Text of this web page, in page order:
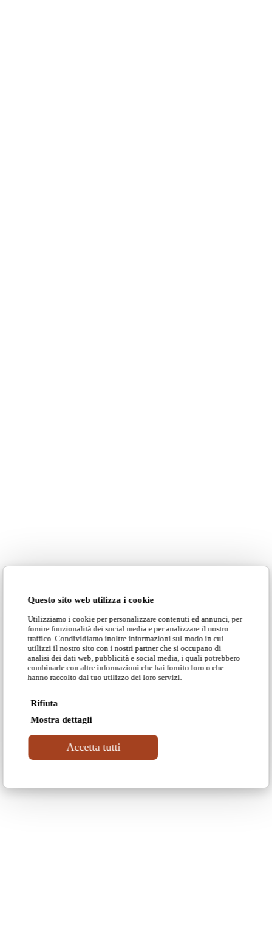
Questo sito web utilizza i cookie
Utilizziamo i cookie per personalizzare contenuti ed annunci, per
fornire funzionalità dei social media e per analizzare il nostro
traffico. Condividiamo inoltre informazioni sul modo in cui
utilizzi il nostro sito con i nostri partner che si occupano di
analisi dei dati web, pubblicità e social media, i quali potrebbero
combinarle con altre informazioni che hai fornito loro o che
hanno raccolto dal tuo utilizzo dei loro servizi.
Rifiuta
Mostra dettagli
Accetta tutti